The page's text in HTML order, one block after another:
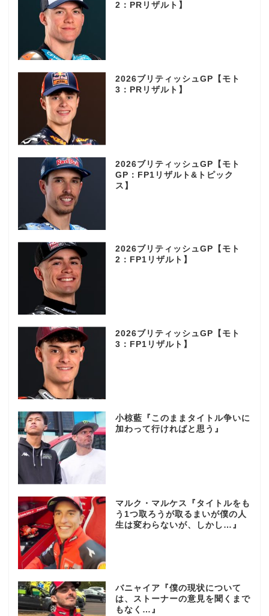
2：PRリザルト】
2026ブリティッシュGP【モト
3：PRリザルト】
2026ブリティッシュGP【モト
GP：FP1リザルト&トピック
ス】
2026ブリティッシュGP【モト
2：FP1リザルト】
2026ブリティッシュGP【モト
3：FP1リザルト】
小椋藍『このままタイトル争いに
加わって行ければと思う』
マルク・マルケス『タイトルをも
う1つ取ろうが取るまいが僕の人
生は変わらないが、しかし…』
バニャイア『僕の現状について
は、ストーナーの意見を聞くまで
もなく…』